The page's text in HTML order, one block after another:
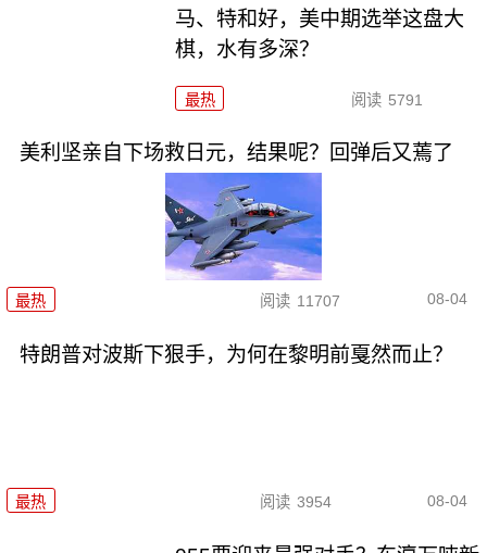
马、特和好，美中期选举这盘大
棋，水有多深？
最热 阅读 5791
美利坚亲自下场救日元，结果呢？回弹后又蔫了
最热 阅读 11707 08-04
特朗普对波斯下狠手，为何在黎明前戛然而止？
最热 阅读 3954 08-04